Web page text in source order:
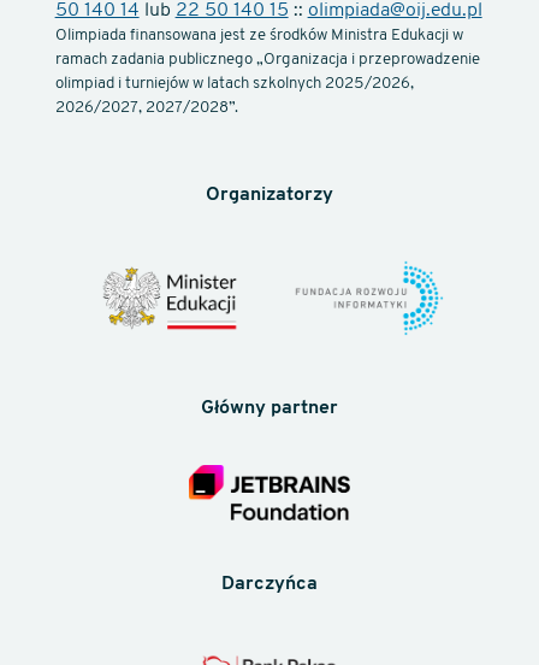
50 140 14 lub 22 50 140 15 :: olimpiada@oij.edu.pl
Olimpiada finansowana jest ze środków Ministra Edukacji w
ramach zadania publicznego „Organizacja i przeprowadzenie
olimpiad i turniejów w latach szkolnych 2025/2026,
2026/2027, 2027/2028”.
Organizatorzy
Główny partner
Darczyńca